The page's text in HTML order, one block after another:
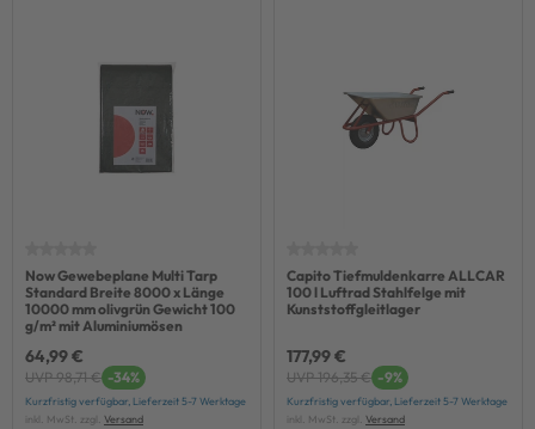
Now Gewebeplane Multi Tarp
Standard Breite 8000 x Länge
10000 mm olivgrün Gewicht 100
g/m² mit Aluminiumösen
64,99 €
UVP 98,71 € -34%
Kurzfristig verfügbar, Lieferzeit 5-7 Werktage
inkl. MwSt. zzgl. Versand
Capito Tiefmuldenkarre ALLCAR
100 l Luftrad Stahlfelge mit
Kunststoffgleitlager
177,99 €
UVP 196,35 € -9%
Kurzfristig verfügbar, Lieferzeit 5-7 Werktage
inkl. MwSt. zzgl. Versand